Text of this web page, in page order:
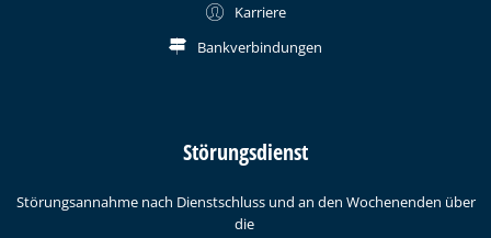
Karriere
Bankverbindungen
Störungsdienst
Störungsannahme nach Dienstschluss und an den Wochenenden über
die